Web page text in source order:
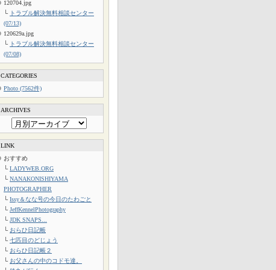
120704.jpg
└ トラブル解決無料相談センター
(07/13)
120629a.jpg
└ トラブル解決無料相談センター
(07/08)
CATEGORIES
Photo (7562件)
ARCHIVES
LINK
おすすめ
└ LADYWEB.ORG
└ NANAKONISHIYAMA
PHOTOGRAPHER
└ Issy＆なな号の今日のたわごと
└ JeffKennelPhotography
└ JDK SNAPS...
└ おらひ日記帳
└ 七匹目のどじょう
└ おらひ日記帳２
└ お父さんの中のコドモ達。